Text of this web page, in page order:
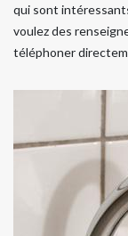
qui sont
voulez des
téléphoner